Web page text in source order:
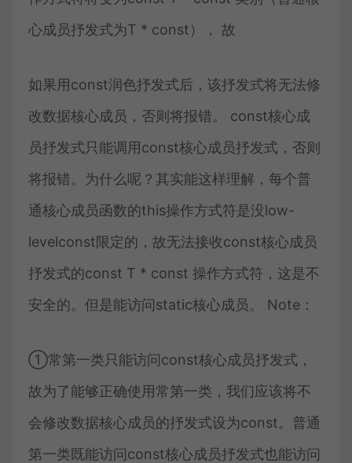
心成员抒发式为T * const）， 故
如果用const润色抒发式后，该抒发式将无法修
改数据核心成员，否则将报错。 const核心成
员抒发式只能调用const核心成员抒发式，否则
将报错。为什么呢？其实能这样理解，每个普
通核心成员函数的this操作方式符是没low-
levelconst限定的，故无法接收const核心成员
抒发式的const T * const 操作方式符，这是不
安全的。但是能访问static核心成员。 Note：
①常第一类只能访问const核心成员抒发式，
故为了能够正确使用常第一类，我们应该将不
会修改数据核心成员的抒发式设为const。普通
第一类既能访问const核心成员抒发式也能访问